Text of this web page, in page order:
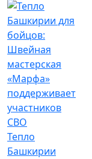
Тепло
Башкирии